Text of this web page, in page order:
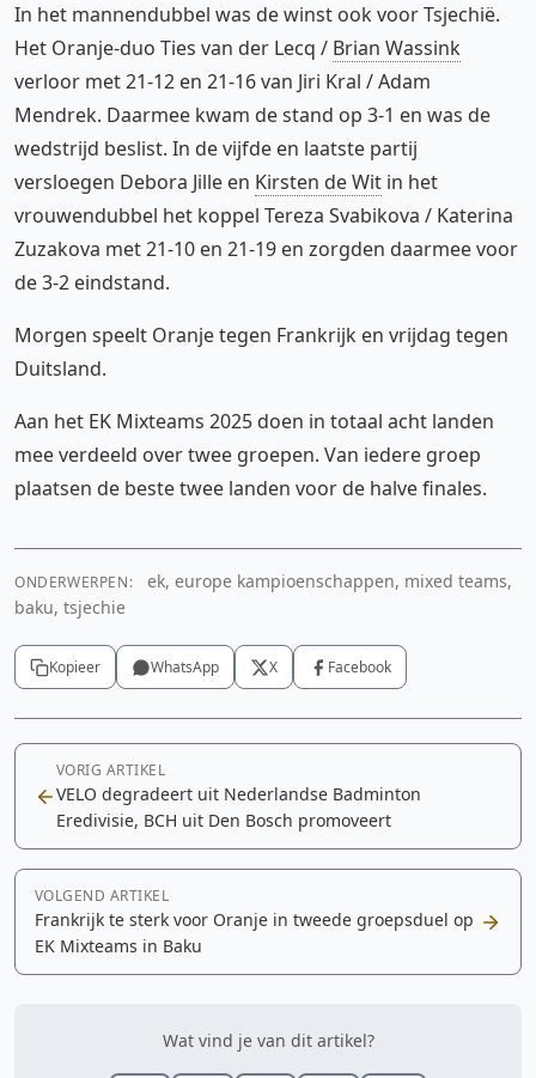
In het mannendubbel was de winst ook voor Tsjechië.
Het Oranje-duo Ties van der Lecq / Brian Wassink
verloor met 21-12 en 21-16 van Jiri Kral / Adam
Mendrek. Daarmee kwam de stand op 3-1 en was de
wedstrijd beslist. In de vijfde en laatste partij
versloegen Debora Jille en Kirsten de Wit in het
vrouwendubbel het koppel Tereza Svabikova / Katerina
Zuzakova met 21-10 en 21-19 en zorgden daarmee voor
de 3-2 eindstand.
Morgen speelt Oranje tegen Frankrijk en vrijdag tegen
Duitsland.
Aan het EK Mixteams 2025 doen in totaal acht landen
mee verdeeld over twee groepen. Van iedere groep
plaatsen de beste twee landen voor de halve finales.
ONDERWERPEN:
ek, europe kampioenschappen, mixed teams,
baku, tsjechie
Kopieer WhatsApp X Facebook
VORIG ARTIKEL
VELO degradeert uit Nederlandse Badminton
Eredivisie, BCH uit Den Bosch promoveert
VOLGEND ARTIKEL
Frankrijk te sterk voor Oranje in tweede groepsduel op
EK Mixteams in Baku
Wat vind je van dit artikel?